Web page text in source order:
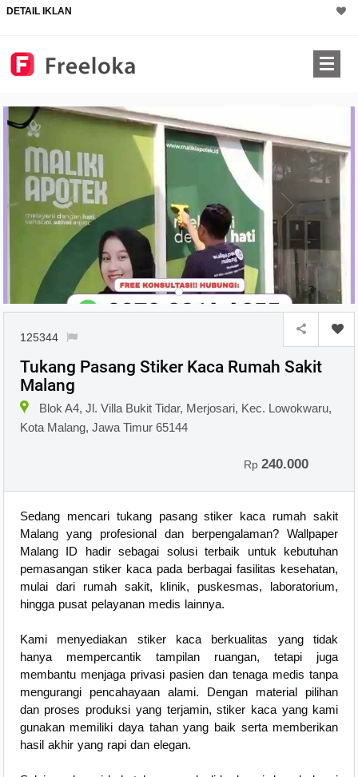
DETAIL IKLAN
125344
Tukang Pasang Stiker Kaca Rumah Sakit
Malang
Blok A4, Jl. Villa Bukit Tidar, Merjosari, Kec. Lowokwaru,
Kota Malang, Jawa Timur 65144
Rp240.000
Sedang mencari tukang pasang stiker kaca rumah sakit
Malang yang profesional dan berpengalaman? Wallpaper
Malang ID hadir sebagai solusi terbaik untuk kebutuhan
pemasangan stiker kaca pada berbagai fasilitas kesehatan,
mulai dari rumah sakit, klinik, puskesmas, laboratorium,
hingga pusat pelayanan medis lainnya.
Kami menyediakan stiker kaca berkualitas yang tidak
hanya mempercantik tampilan ruangan, tetapi juga
membantu menjaga privasi pasien dan tenaga medis tanpa
mengurangi pencahayaan alami. Dengan material pilihan
dan proses produksi yang terjamin, stiker kaca yang kami
gunakan memiliki daya tahan yang baik serta memberikan
hasil akhir yang rapi dan elegan.